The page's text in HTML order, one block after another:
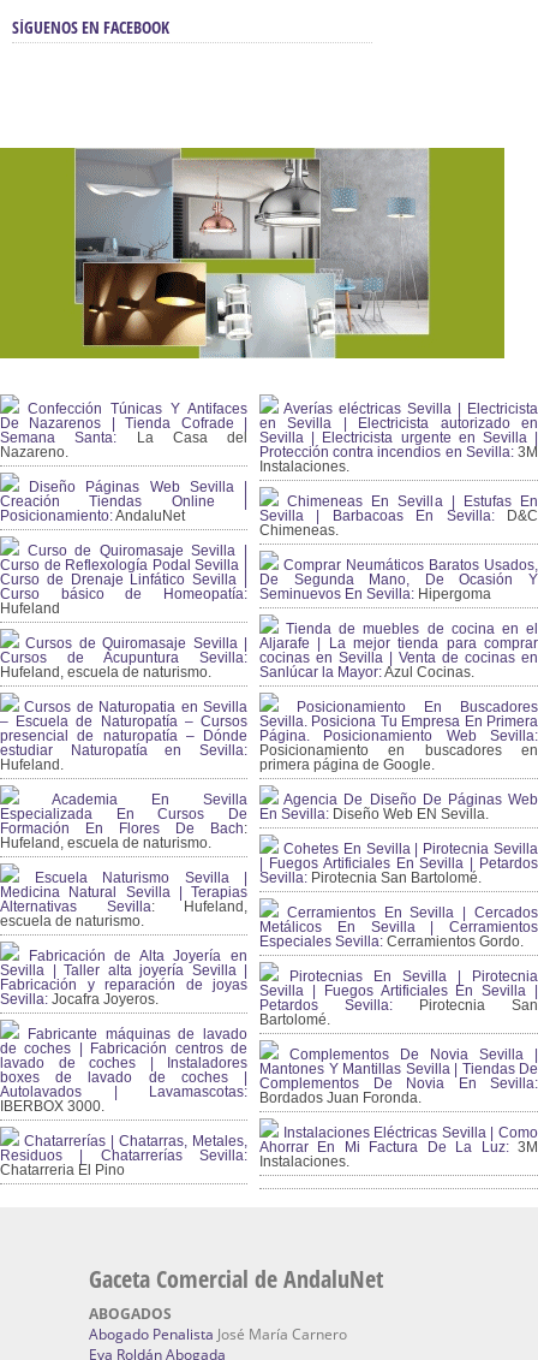
SÍGUENOS EN FACEBOOK
Confección Túnicas Y Antifaces
De Nazarenos | Tienda Cofrade |
Semana Santa: La Casa del
Nazareno.
Diseño Páginas Web Sevilla |
Creación Tiendas Online |
Posicionamiento:AndaluNet
Curso de Quiromasaje Sevilla |
Curso de Reflexología Podal Sevilla |
Curso de Drenaje Linfático Sevilla |
Curso básico de Homeopatía:
Hufeland
Cursos de Quiromasaje Sevilla |
Cursos de Acupuntura Sevilla:
Hufeland, escuela de naturismo.
Cursos de Naturopatia en Sevilla
– Escuela de Naturopatía – Cursos
presencial de naturopatía – Dónde
estudiar Naturopatía en Sevilla:
Hufeland.
Academia En Sevilla
Especializada En Cursos De
Formación En Flores De Bach:
Hufeland, escuela de naturismo.
Escuela Naturismo Sevilla |
Medicina Natural Sevilla | Terapias
Alternativas Sevilla: Hufeland,
escuela de naturismo.
Fabricación de Alta Joyería en
Sevilla | Taller alta joyería Sevilla |
Fabricación y reparación de joyas
Sevilla: Jocafra Joyeros.
Fabricante máquinas de lavado
de coches | Fabricación centros de
lavado de coches | Instaladores
boxes de lavado de coches |
Autolavados | Lavamascotas:
IBERBOX 3000.
Chatarrerías | Chatarras, Metales,
Residuos | Chatarrerías Sevilla:
Chatarreria El Pino
Averías eléctricas Sevilla | Electricista
en Sevilla | Electricista autorizado en
Sevilla | Electricista urgente en Sevilla |
Protección contra incendios en Sevilla:3M
Instalaciones.
Chimeneas En Sevilla | Estufas En
Sevilla | Barbacoas En Sevilla:D&C
Chimeneas.
Comprar Neumáticos Baratos Usados,
De Segunda Mano, De Ocasión Y
Seminuevos En Sevilla: Hipergoma
Tienda de muebles de cocina en el
Aljarafe | La mejor tienda para comprar
cocinas en Sevilla | Venta de cocinas en
Sanlúcar la Mayor:Azul Cocinas.
Posicionamiento En Buscadores
Sevilla. Posiciona Tu Empresa En Primera
Página. Posicionamiento Web Sevilla:
Posicionamiento en buscadores en
primera página de Google.
Agencia De Diseño De Páginas Web
En Sevilla: Diseño Web EN Sevilla.
Cohetes En Sevilla | Pirotecnia Sevilla
| Fuegos Artificiales En Sevilla | Petardos
Sevilla: Pirotecnia San Bartolomé.
Cerramientos En Sevilla | Cercados
Metálicos En Sevilla | Cerramientos
Especiales Sevilla: Cerramientos Gordo.
Pirotecnias En Sevilla | Pirotecnia
Sevilla | Fuegos Artificiales En Sevilla |
Petardos Sevilla: Pirotecnia San
Bartolomé.
Complementos De Novia Sevilla |
Mantones Y Mantillas Sevilla | Tiendas De
Complementos De Novia En Sevilla:
Bordados Juan Foronda.
Instalaciones Eléctricas Sevilla | Como
Ahorrar En Mi Factura De La Luz:3M
Instalaciones.
Gaceta Comercial de AndaluNet
ABOGADOS
Abogado Penalista José María Carnero
Eva Roldán Abogada